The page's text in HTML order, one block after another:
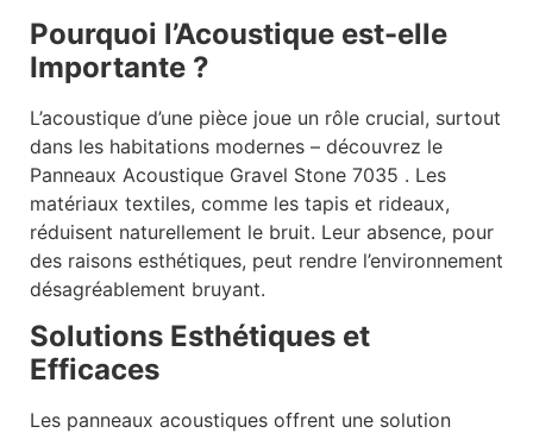
Pourquoi l’Acoustique est-elle
Importante ?
L’acoustique d’une pièce joue un rôle crucial, surtout
dans les habitations modernes – découvrez le
Panneaux Acoustique Gravel Stone 7035 . Les
matériaux textiles, comme les tapis et rideaux,
réduisent naturellement le bruit. Leur absence, pour
des raisons esthétiques, peut rendre l’environnement
désagréablement bruyant.
Solutions Esthétiques et
Efficaces
Les panneaux acoustiques offrent une solution